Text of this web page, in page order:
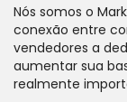
Nós somos o
conexão entre
vendedores a
aumentar sua
realmente